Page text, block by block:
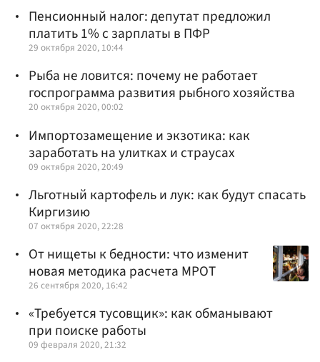
Пенсионный налог: депутат предложил
платить 1% с зарплаты в ПФР
29 октября 2020, 10:44
Рыба не ловится: почему не работает
госпрограмма развития рыбного хозяйства
20 октября 2020, 00:02
Импортозамещение и экзотика: как
заработать на улитках и страусах
09 октября 2020, 20:49
Льготный картофель и лук: как будут спасать
Киргизию
07 октября 2020, 22:28
От нищеты к бедности: что изменит
новая методика расчета МРОТ
26 сентября 2020, 16:42
«Требуется тусовщик»: как обманывают
при поиске работы
09 февраля 2020, 21:32